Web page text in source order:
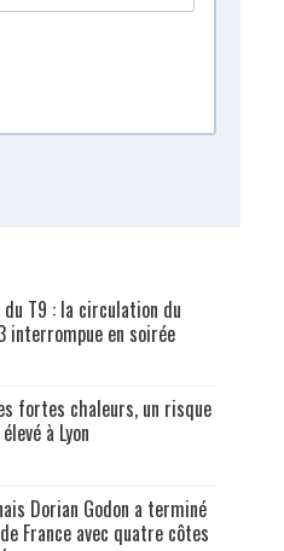
du T9 : la circulation du
interrompue en soirée
fortes chaleurs, un risque
à Lyon
Dorian Godon a terminé
France avec quatre côtes